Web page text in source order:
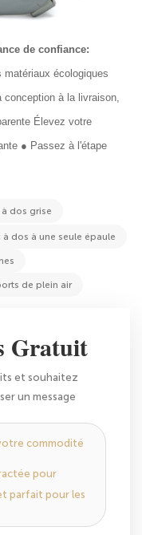
de confiance:
écologiques
à la livraison,
Élevez votre
● Passez à l'étape
dos grise
à dos à une seule épaule
de plein air
Gratuit
et souhaitez
un message
commodité
pour
parfait pour les